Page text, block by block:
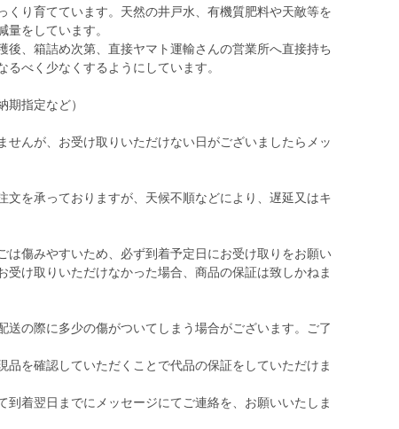
くり育てています。天然の井戸水、有機質肥料や天敵等を
をしています。
後、箱詰め次第、直接ヤマト運輸さんの営業所へ直接持ち
べく少なくするようにしています。
指定など）
んが、お受け取りいただけない日がございましたらメッ
を承っておりますが、天候不順などにより、遅延又はキ
傷みやすいため、必ず到着予定日にお受け取りをお願い
受け取りいただけなかった場合、商品の保証は致しかねま
の際に多少の傷がついてしまう場合がございます。ご了
品を確認していただくことで代品の保証をしていただけま
到着翌日までにメッセージにてご連絡を、お願いいたしま